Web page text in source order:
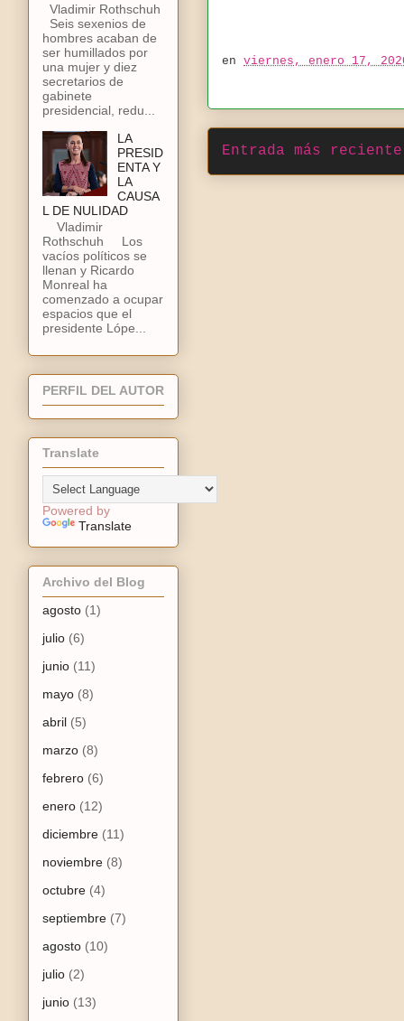
en viernes, enero 17,
Entrada más reciente
Vladimir Rothschuh
Seis sexenios de
hombres acaban de
ser humillados por
una mujer y diez
secretarios de
gabinete
presidencial, redu...
LA
PRESID
ENTA Y
LA
CAUSA
L DE NULIDAD
Vladimir
Rothschuh Los
vacíos políticos se
llenan y Ricardo
Monreal ha
comenzado a ocupar
espacios que el
presidente Lópe...
PERFIL DEL AUTOR
Translate
Powered by
Translate
Archivo del Blog
agosto (1)
julio (6)
junio (11)
mayo (8)
abril (5)
marzo (8)
febrero (6)
enero (12)
diciembre (11)
noviembre (8)
octubre (4)
septiembre (7)
agosto (10)
julio (2)
junio (13)